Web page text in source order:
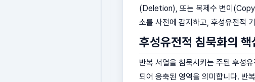
(Deletion), 또는 복제수 변이(Copy
소를 사전에 감지하고, 후성유전적
후성유전적 침묵화의
반복 서열을 침묵시키는 주된 후성
되어 응축된 영역을 의미합니다. 반